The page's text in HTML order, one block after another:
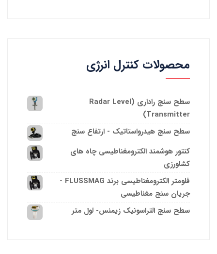
محصولات کنترل انرژی
سطح سنج راداری (Radar Level
Transmitter)
سطح سنج هیدرواستاتیک - ارتفاع سنج
کنتور هوشمند الکترومغناطیسی چاه های
کشاورزی
فلومتر الکترومغناطیسی برند FLUSSMAG -
جریان سنج مغناطیسی
سطح سنج التراسونیک زیمنس- لول متر